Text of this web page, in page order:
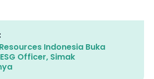
Indonesia Buka
Officer, Simak